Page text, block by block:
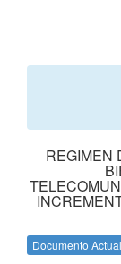
REGIMEN
Documento